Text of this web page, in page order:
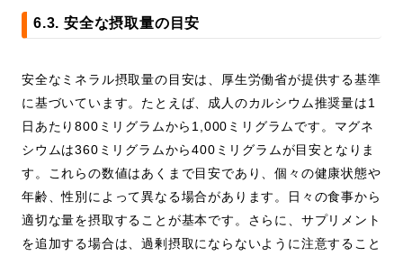
6.3. 安全な摂取量の目安
安全なミネラル摂取量の目安は、厚生労働省が提供する基準
に基づいています。たとえば、成人のカルシウム推奨量は1
日あたり800ミリグラムから1,000ミリグラムです。マグネ
シウムは360ミリグラムから400ミリグラムが目安となりま
す。これらの数値はあくまで目安であり、個々の健康状態や
年齢、性別によって異なる場合があります。日々の食事から
適切な量を摂取することが基本です。さらに、サプリメント
を追加する場合は、過剰摂取にならないように注意すること